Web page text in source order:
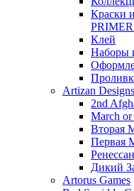
Краски
Клей
Наборы
Artizan Designs
2nd
March
Вторая
Первая
Дикий
Artorus Games